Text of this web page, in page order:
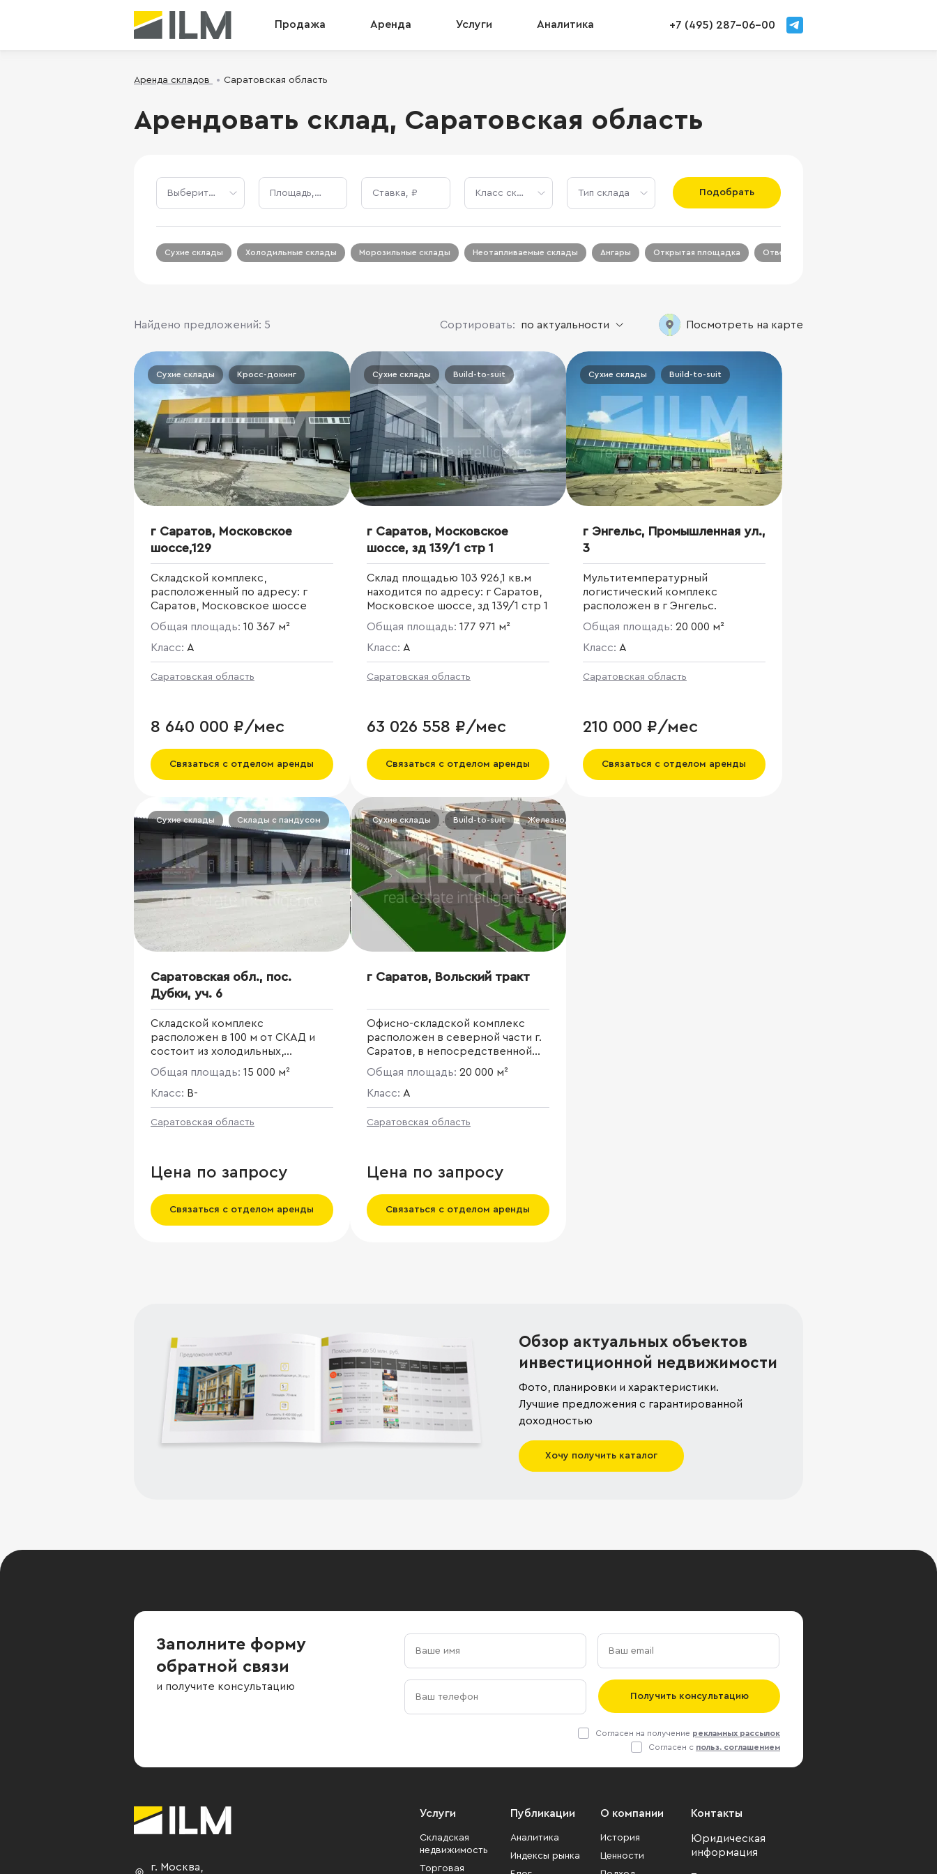
Продажа Аренда Услуги Аналитика +7 (495) 287-06-00
Аренда складов Саратовская область
Арендовать склад, Саратовская область
Площадь, м² Ставка, ₽ Класс склада Тип склада Подобрать
Сухие склады Холодильные склады Морозильные склады Неотапливаемые склады Ангары Открытая площадка Ответственное хранение
Найдено предложений: 5 Посмотреть на карте
Сортировать: по актуальности
Сухие склады Кросс-докинг
г Саратов, Московское
шоссе,129
Складской комплекс,
расположенный по адресу: г
Саратов, Московское шоссе
Общая площадь: 10 367 м²
Класс: A
Саратовская область
8 640 000 ₽/мес
Связаться с отделом аренды
Сухие склады Build-to-suit
г Саратов, Московское
шоссе, зд 139/1 стр 1
Склад площадью 103 926,1 кв.м
находится по адресу: г Саратов,
Московское шоссе, зд 139/1 стр 1
Общая площадь: 177 971 м²
Класс: A
Саратовская область
63 026 558 ₽/мес
Связаться с отделом аренды
Сухие склады Build-to-suit
г Энгельс, Промышленная ул.,
3
Мультитемпературный
логистический комплекс
расположен в г Энгельс.
Общая площадь: 20 000 м²
Класс: A
Саратовская область
210 000 ₽/мес
Связаться с отделом аренды
Сухие склады Склады с пандусом
Саратовская обл., пос.
Дубки, уч. 6
Складской комплекс
расположен в 100 м от СКАД и
состоит из холодильных,
отапливаемых и неотапливаемых
строений.
Общая площадь: 15 000 м²
Класс: B-
Саратовская область
Цена по запросу
Связаться с отделом аренды
Сухие склады Build-to-suit Железнодорожная ветка
г Саратов, Вольский тракт
Офисно-складской комплекс
расположен в северной части г.
Саратов, в непосредственной
близости от магистрали Вольский
тракт. Проект будет реализован
по схеме build-to-suit. Общая
площадь проекта составляет 90
000 кв. м.
Общая площадь: 20 000 м²
Класс: A
Саратовская область
Цена по запросу
Связаться с отделом аренды
Обзор актуальных объектов
инвестиционной недвижимости
Фото, планировки и характеристики.
Лучшие предложения с гарантированной
доходностью
Хочу получить каталог
Заполните форму
обратной связи
и получите консультацию
Получить консультацию
Согласен на получение рекламных рассылок
Согласен с польз. соглашением
г. Москва,
Услуги
Складская
недвижимость
Торговая
Публикации
Аналитика
Индексы рынка
О компании
История
Ценности
Контакты
Юридическая
информация